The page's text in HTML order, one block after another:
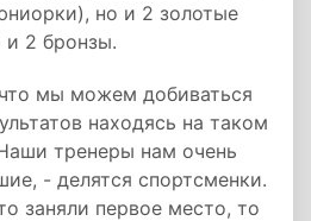
но и 2 золотые
и 2 бронзы.
мы можем добиваться
находясь на таком
тренеры нам очень
- делятся спортсменки.
заняли первое место, то